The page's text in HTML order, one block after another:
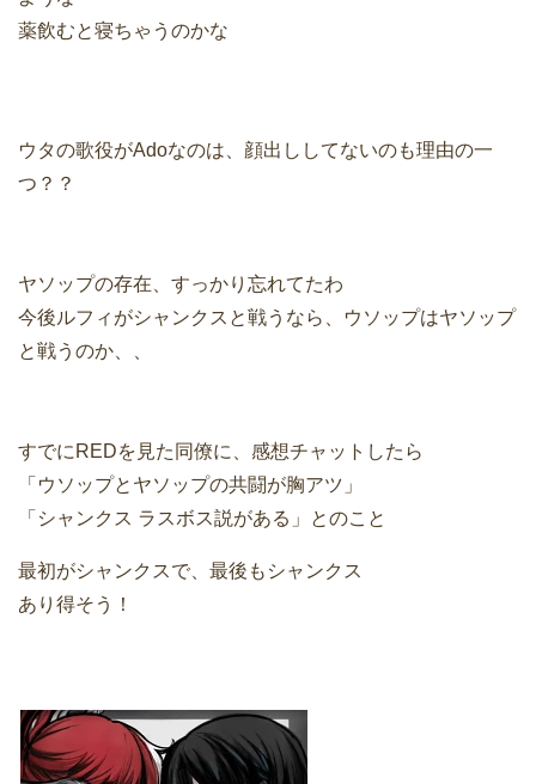
薬飲むと寝ちゃうのかな
ウタの歌役がAdoなのは、顔出ししてないのも理由の一
つ？？
ヤソップの存在、すっかり忘れてたわ
今後ルフィがシャンクスと戦うなら、ウソップはヤソップ
と戦うのか、、
すでにREDを見た同僚に、感想チャットしたら
「ウソップとヤソップの共闘が胸アツ」
「シャンクス ラスボス説がある」とのこと
最初がシャンクスで、最後もシャンクス
あり得そう！